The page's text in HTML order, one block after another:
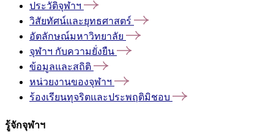
ประวัติจุฬาฯ
วิสัยทัศน์และยุทธศาสตร์
อัตลักษณ์มหาวิทยาลัย
จุฬาฯ กับความยั่งยืน
ข้อมูลและสถิติ
หน่วยงานของจุฬาฯ
ร้องเรียนทุจริตและประพฤติมิชอบ
รู้จักจุฬาฯ